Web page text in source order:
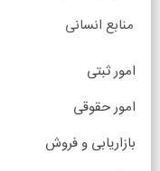
منابع انسانی
امور ثبتی
امور حقوقی
بازاریابی و فروش